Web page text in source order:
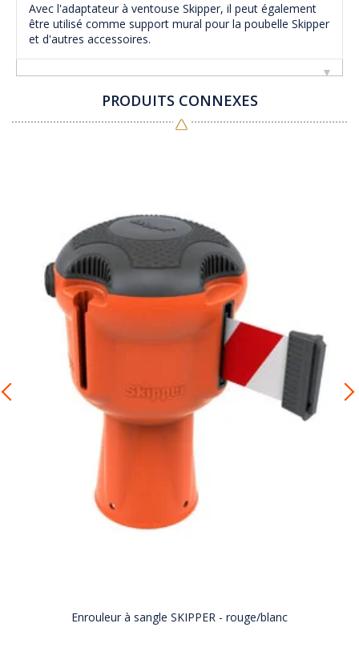
Avec l'adaptateur à ventouse Skipper, il peut également
être utilisé comme support mural pour la poubelle Skipper
et d'autres accessoires.
PRODUITS CONNEXES
Enrouleur à sangle SKIPPER - rouge/blanc